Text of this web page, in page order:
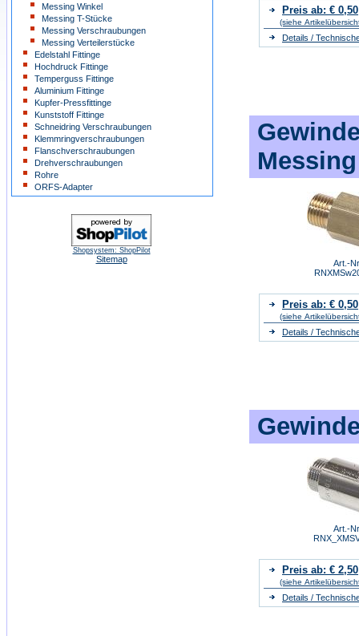
Messing Winkel
Messing T-Stücke
Messing Verschraubungen
Messing Verteilerstücke
Edelstahl Fittinge
Hochdruck Fittinge
Temperguss Fittinge
Aluminium Fittinge
Kupfer-Pressfittinge
Kunststoff Fittinge
Schneidring Verschraubungen
Klemmringverschraubungen
Flanschverschraubungen
Drehverschraubungen
Rohre
ORFS-Adapter
Shopsystem: ShopPilot
Sitemap
Preis ab: € 0,50
(siehe
Details /
Messing
Art.-
Preis ab: € 0,50
(siehe
Details /
Art.-
Preis ab: € 2,50
(siehe
Details /